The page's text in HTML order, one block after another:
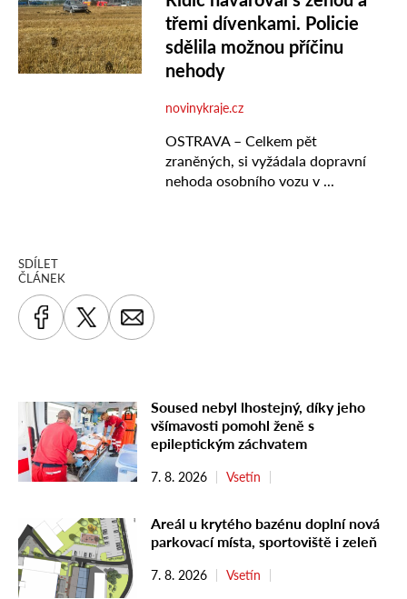
SDÍLET
ČLÁNEK
Soused nebyl lhostejný, díky jeho
všímavosti pomohl ženě s
epileptickým záchvatem
7. 8. 2026 Vsetín
Areál u krytého bazénu doplní nová
parkovací místa, sportoviště i zeleň
7. 8. 2026 Vsetín